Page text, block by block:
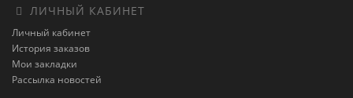
ЛИЧНЫЙ КАБИНЕТ
Личный кабинет
История заказов
Мои закладки
Рассылка новостей